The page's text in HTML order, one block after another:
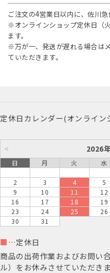
ご注文の4営業日以内に、佐川急
※オンラインショップ定休日（
ます。
※万が一、発送が遅れる場合は
ていただきます。
定休日カレンダー(オンライン
< 2026
日 月 火 水
2
3 4 5
9
10 11 12
16
17 18 19
23
24 25 26
30
31
■ …定休日
商品の出荷作業およびお問い
ル）をお休みさせていただきま